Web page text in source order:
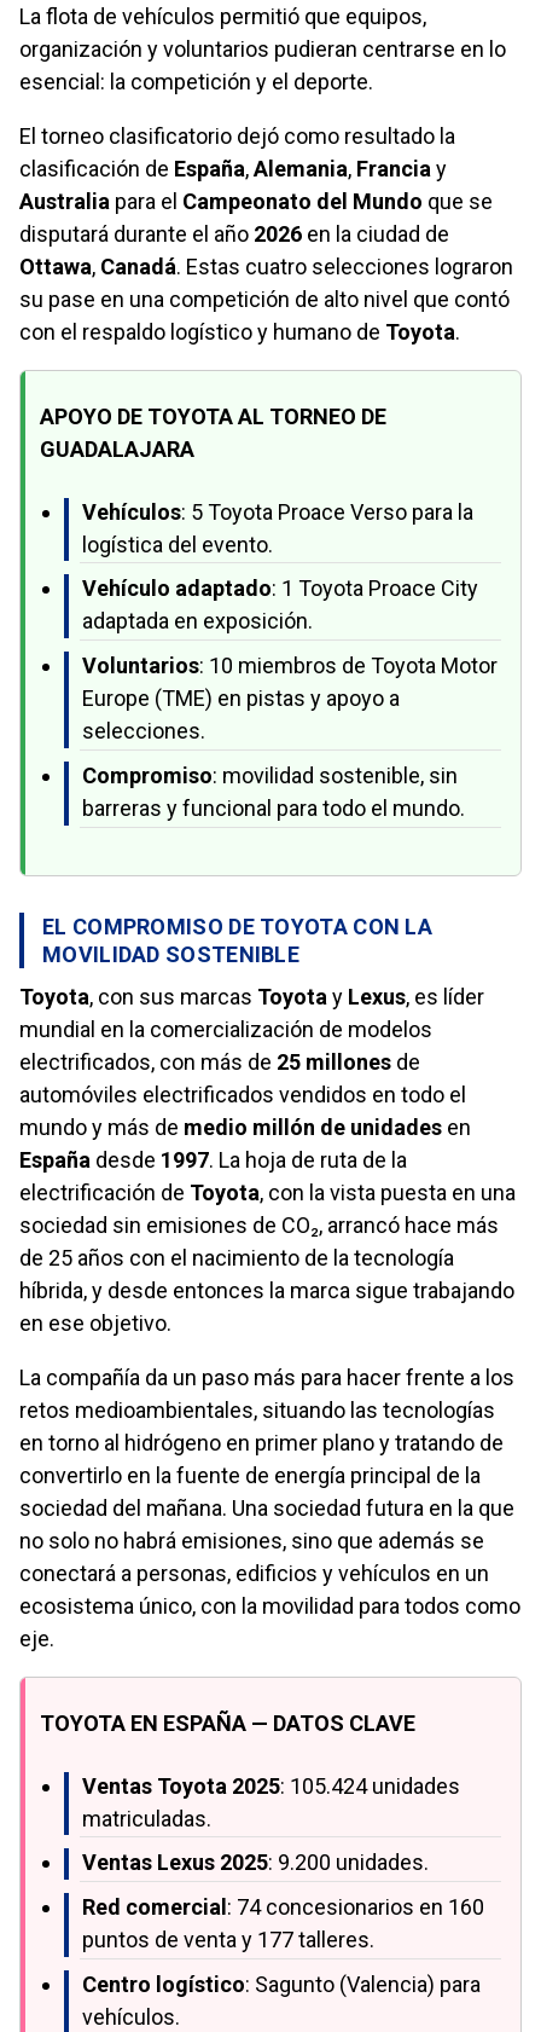
La flota de vehículos permitió que equipos,
organización y voluntarios pudieran centrarse en lo
esencial: la competición y el deporte.
El torneo clasificatorio dejó como resultado la
clasificación de España,Alemania, Francia y
Australia para el Campeonato del Mundo que se
disputará durante el año 2026 en la ciudad de
Ottawa, Canadá. Estas cuatro selecciones lograron
su pase en una competición de alto nivel que contó
con el respaldo logístico y humano de Toyota.
APOYO DE TOYOTA AL TORNEO DE
GUADALAJARA
Vehículos: 5 Toyota Proace Verso para la
logística del evento.
Vehículo adaptado: 1 Toyota Proace City
adaptada en exposición.
Voluntarios: 10 miembros de Toyota Motor
Europe (TME) en pistas y apoyo a
selecciones.
Compromiso: movilidad sostenible, sin
barreras y funcional para todo el mundo.
EL COMPROMISO DE TOYOTA CON LA
MOVILIDAD SOSTENIBLE
Toyota, con sus marcas Toyota y Lexus, es líder
mundial en la comercialización de modelos
electrificados, con más de 25 millones de
automóviles electrificados vendidos en todo el
mundo y más de medio millón de unidades en
España desde 1997. La hoja de ruta de la
electrificación de Toyota, con la vista puesta en una
sociedad sin emisiones de CO₂, arrancó hace más
de 25 años con el nacimiento de la tecnología
híbrida, y desde entonces la marca sigue trabajando
en ese objetivo.
La compañía da un paso más para hacer frente a los
retos medioambientales, situando las tecnologías
en torno al hidrógeno en primer plano y tratando de
convertirlo en la fuente de energía principal de la
sociedad del mañana. Una sociedad futura en la que
no solo no habrá emisiones, sino que además se
conectará a personas, edificios y vehículos en un
ecosistema único, con la movilidad para todos como
eje.
TOYOTA EN ESPAÑA — DATOS CLAVE
Ventas Toyota 2025: 105.424 unidades
matriculadas.
Ventas Lexus 2025: 9.200 unidades.
Red comercial : 74 concesionarios en 160
puntos de venta y 177 talleres.
Centro logístico: Sagunto (Valencia) para
vehículos.